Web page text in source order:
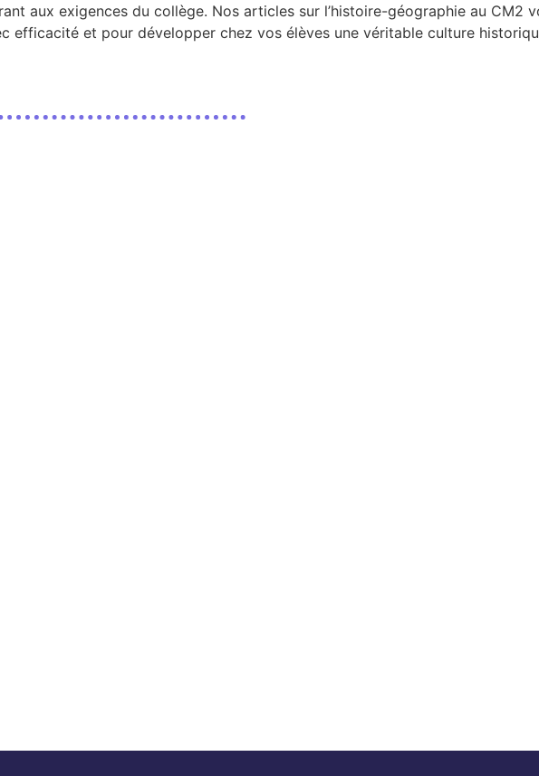
aux exigences du collège. Nos articles sur l’histoire-géographie au CM2
efficacité et pour développer chez vos élèves une véritable culture